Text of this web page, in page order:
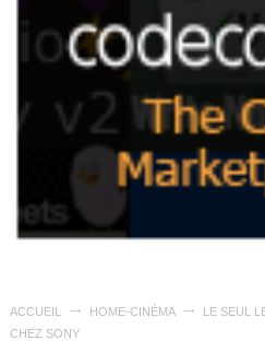
ACCUEIL HOME-CINÉMA
LE SEUL
CHEZ SONY